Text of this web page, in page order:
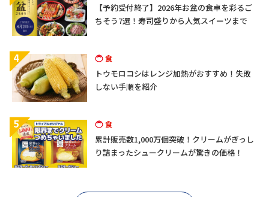
【予約受付終了】2026年お盆の食卓を彩るご
ちそう7選！寿司盛りから人気スイーツまで
4 食
トウモロコシはレンジ加熱がおすすめ！失敗
しない手順を紹介
5 食
累計販売数1,000万個突破！クリームがぎっし
り詰まったシュークリームが驚きの価格！